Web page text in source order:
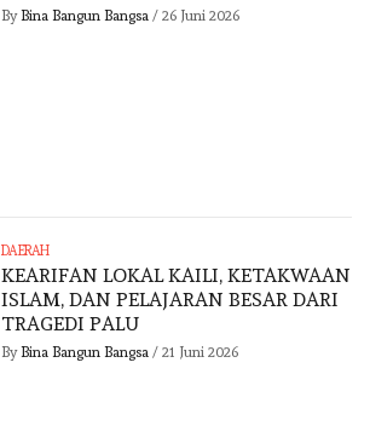
By Bina Bangun Bangsa/ 26 Juni 2026
DAERAH
KEARIFAN LOKAL KAILI, KETAKWAAN
ISLAM, DAN PELAJARAN BESAR DARI
TRAGEDI PALU
By Bina Bangun Bangsa/ 21 Juni 2026